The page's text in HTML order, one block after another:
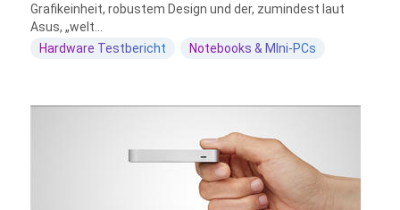
Grafikeinheit, robustem Design und der, zumindest laut
Asus, „welt...
Hardware Testbericht
Notebooks & MIni-PCs